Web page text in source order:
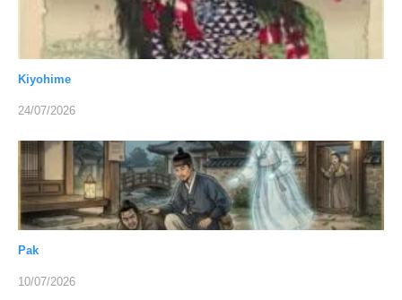
Kiyohime
24/07/2026
Pak
10/07/2026